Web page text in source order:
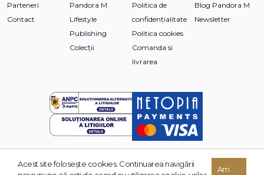
Parteneri
Contact
Pandora M
Lifestyle
Publishing
Colecții
Politica de
confidențialitate
Politica cookies
Comanda si
livrarea
Blog Pandora M
Newsletter
© 2026 Grupul Editorial TREI. Toate drepturile rezervate.
Acest site foloseşte cookies. Continuarea navigării
Am